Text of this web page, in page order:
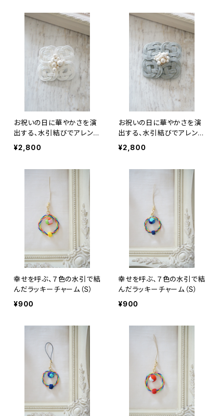
お祝いの日に華やかさを演
出する、水引結びでアレンジ
したブローチ（ホワイト）。
¥2,800
お祝いの日に華やかさを演
出する、水引結びでアレンジ
したブローチ（グレー）。
¥2,800
幸せを呼ぶ、７色の水引で結
んだラッキーチャーム（S）
¥900
幸せを呼ぶ、７色の水引で結
んだラッキーチャーム（S）
¥900